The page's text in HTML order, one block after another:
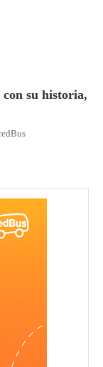
su historia,